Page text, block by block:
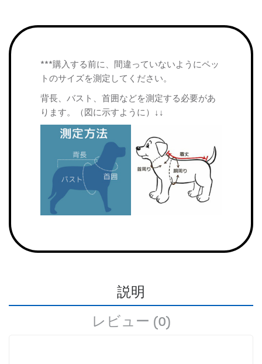
***購入する前に、間違っていないようにペッ
トのサイズを測定してください。
背長、バスト、首囲などを測定する必要があ
ります。（図に示すように）↓↓
説明
レビュー (0)